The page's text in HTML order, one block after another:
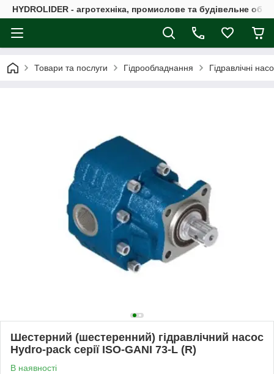
HYDROLIDER - агротехніка, промислове та будівельне
Товари та послуги Гідрообладнання Гідравлічні
Шестерний (шестеренний) гідравлічний насос
Hydro-pack серії ISO-GANI 73-L (R)
В наявності